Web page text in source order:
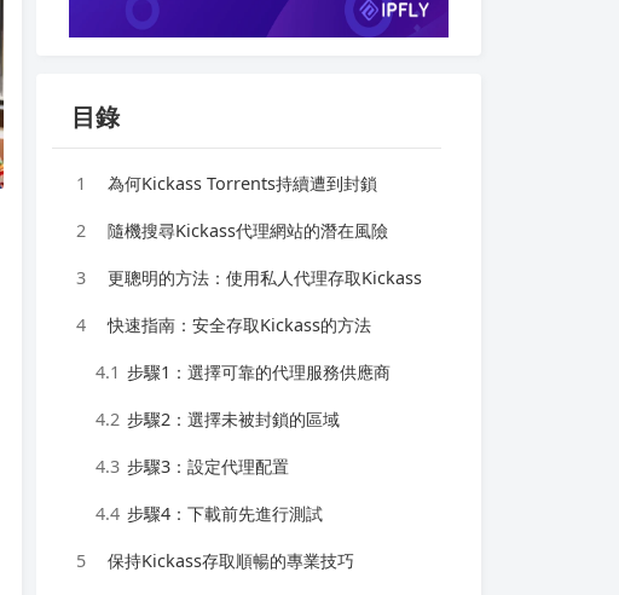
目錄
1 為何Kickass Torrents持續遭到封鎖
2 隨機搜尋Kickass代理網站的潛在風險
3 更聰明的方法：使用私人代理存取Kickass
4 快速指南：安全存取Kickass的方法
4.1 步驟1：選擇可靠的代理服務供應商
4.2 步驟2：選擇未被封鎖的區域
4.3 步驟3：設定代理配置
4.4 步驟4：下載前先進行測試
5 保持Kickass存取順暢的專業技巧